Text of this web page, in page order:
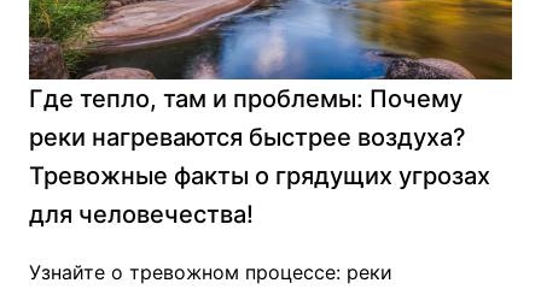
Где тепло, там и проблемы: Почему
реки нагреваются быстрее воздуха?
Тревожные факты о грядущих угрозах
для человечества!
Узнайте о тревожном процессе: реки